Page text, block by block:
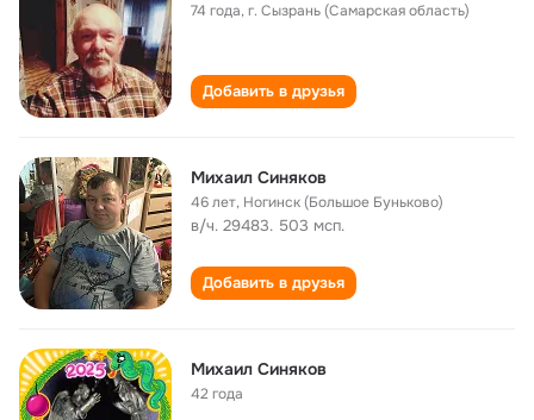
74 года,г. Сызрань (Самарская область)
Добавить в друзья
Михаил Синяков
46 лет, Ногинск (Большое Буньково)
в/ч. 29483. 503 мсп.
Добавить в друзья
Михаил Синяков
42 года